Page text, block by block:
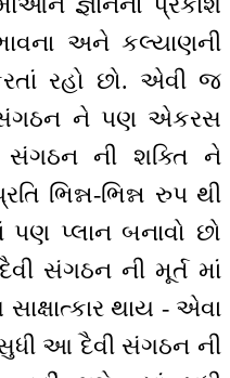
અને કલ્યાણની
રહો છો. એવી જ
સંગઠન ને પણ એકરસ
સંગઠન ની શક્તિ ને
ભિન્ન-ભિન્ન રુપ થી
પ્લાન બનાવો છો
સંગઠન ની મૂર્ત માં
થાય - એવા
આ દૈવી સંગઠન ની